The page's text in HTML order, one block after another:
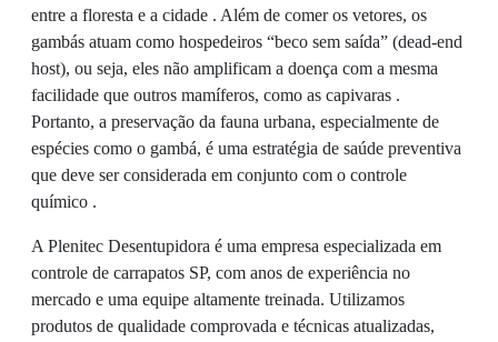
entre a floresta e a cidade . Além de comer os vetores, os
gambás atuam como hospedeiros “beco sem saída” (dead-end
host), ou seja, eles não amplificam a doença com a mesma
facilidade que outros mamíferos, como as capivaras .
Portanto, a preservação da fauna urbana, especialmente de
espécies como o gambá, é uma estratégia de saúde preventiva
que deve ser considerada em conjunto com o controle
químico .
A Plenitec Desentupidora é uma empresa especializada em
controle de carrapatos SP, com anos de experiência no
mercado e uma equipe altamente treinada. Utilizamos
produtos de qualidade comprovada e técnicas atualizadas,